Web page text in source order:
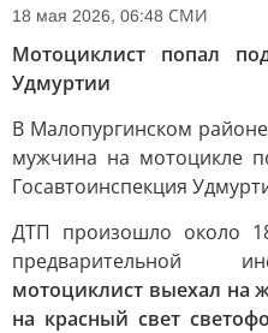
18 мая 2026, 06:48 СМИ
Мотоциклист попал
Удмуртии
В Малопургинском
мужчина на мотоцикле
Госавтоинспекция
ДТП произошло около
предварительной
мотоциклист выехал на
на красный свет